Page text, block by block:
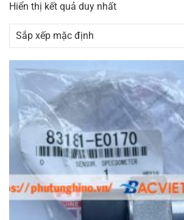
Hiển thị kết quả duy nhất